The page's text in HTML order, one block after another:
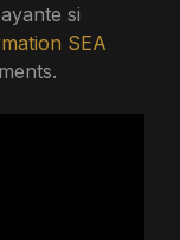
si
SEA